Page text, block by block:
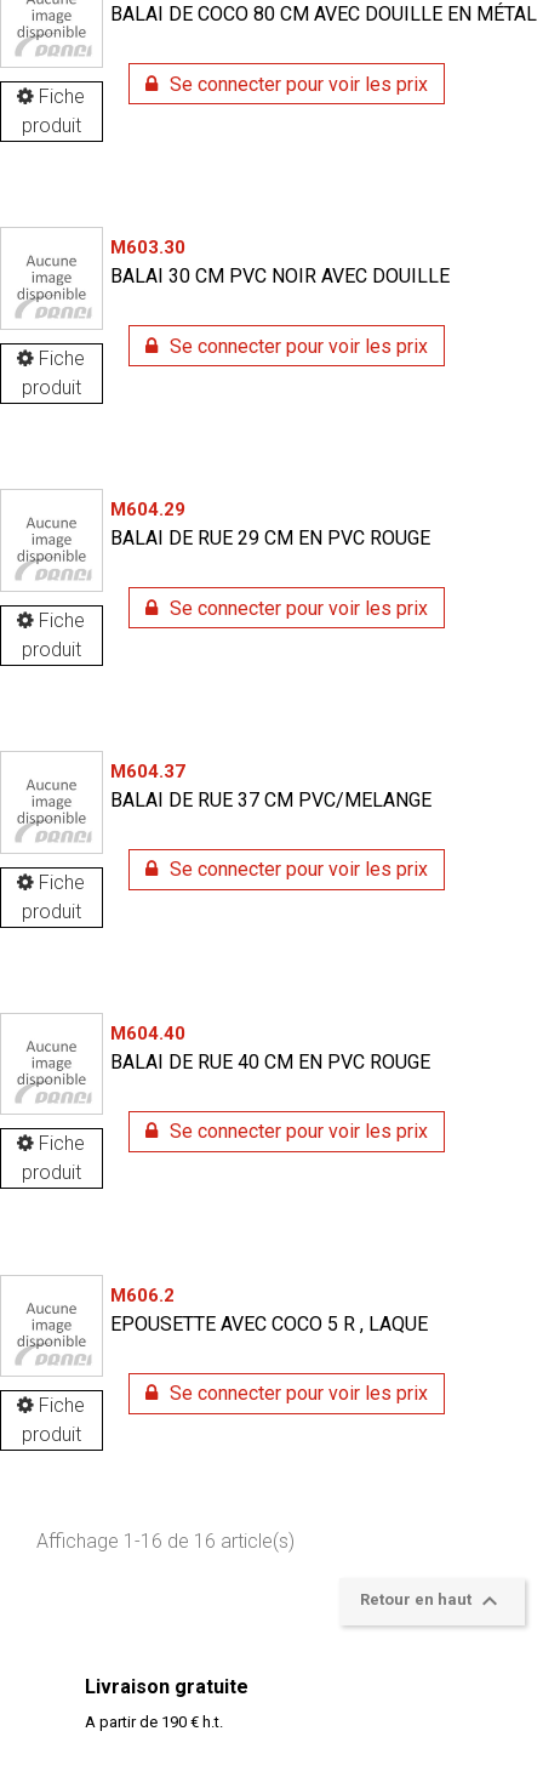
Fiche
produit
BALAI DE COCO 80 CM AVEC DOUILLE EN MÉTAL
Se connecter pour voir les prix
Fiche
produit
M603.30
BALAI 30 CM PVC NOIR AVEC DOUILLE
Se connecter pour voir les prix
Fiche
produit
M604.29
BALAI DE RUE 29 CM EN PVC ROUGE
Se connecter pour voir les prix
Fiche
produit
M604.37
BALAI DE RUE 37 CM PVC/MELANGE
Se connecter pour voir les prix
Fiche
produit
M604.40
BALAI DE RUE 40 CM EN PVC ROUGE
Se connecter pour voir les prix
Fiche
produit
M606.2
EPOUSETTE AVEC COCO 5 R , LAQUE
Se connecter pour voir les prix
Affichage 1-16 de 16 article(s)
Retour en haut 
Livraison gratuite
A partir de 190 € h.t.